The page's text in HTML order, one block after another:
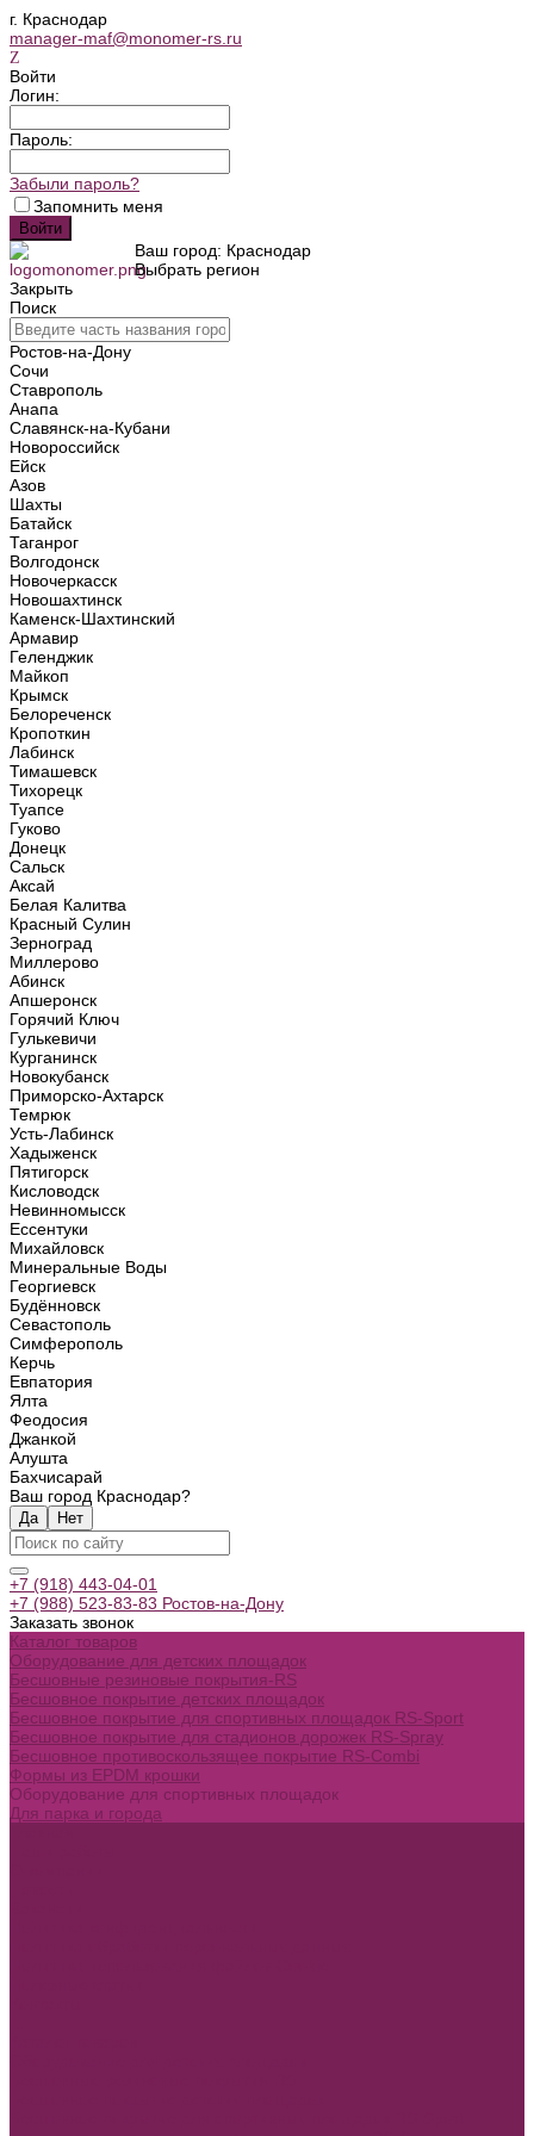
г. Краснодар
manager-maf@monomer-rs.ru
Войти
Логин:
Пароль:
Забыли пароль?
Запомнить меня
Ваш город: Краснодар
Выбрать регион
Закрыть
Поиск
Ростов-на-Дону
Сочи
Ставрополь
Анапа
Славянск-на-Кубани
Новороссийск
Ейск
Азов
Шахты
Батайск
Таганрог
Волгодонск
Новочеркасск
Новошахтинск
Каменск-Шахтинский
Армавир
Геленджик
Майкоп
Крымск
Белореченск
Кропоткин
Лабинск
Тимашевск
Тихорецк
Туапсе
Гуково
Донецк
Сальск
Аксай
Белая Калитва
Красный Сулин
Зерноград
Миллерово
Абинск
Апшеронск
Горячий Ключ
Гулькевичи
Курганинск
Новокубанск
Приморско-Ахтарск
Темрюк
Усть-Лабинск
Хадыженск
Пятигорск
Кисловодск
Невинномысск
Ессентуки
Михайловск
Минеральные Воды
Георгиевск
Будённовск
Севастополь
Симферополь
Керчь
Евпатория
Ялта
Феодосия
Джанкой
Алушта
Бахчисарай
Ваш город Краснодар?
Да Нет
+7 (918) 443-04-01
+7 (988) 523-83-83 Ростов-на-Дону
Заказать звонок
Каталог товаров
Оборудование для детских площадок
Бесшовные резиновые покрытия-RS
Бесшовное покрытие детских площадок
Бесшовное покрытие для спортивных площадок RS-Sport
Бесшовное покрытие для стадионов дорожек RS-Spray
Бесшовное противоскользящее покрытие RS-Combi
Формы из EPDM крошки
Оборудование для спортивных площадок
Для парка и города